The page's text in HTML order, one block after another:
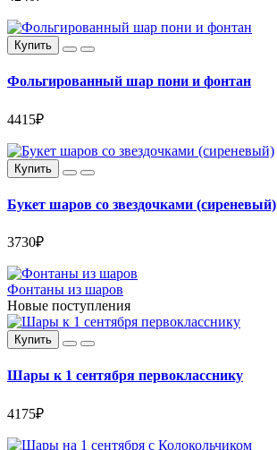
Купить
Фольгированный шар пони и фонтан
4415₽
Купить
Букет шаров со звездочками (сиреневый)
3730₽
Фонтаны из шаров
Новые поступления
Купить
Шары к 1 сентября первокласснику
4175₽